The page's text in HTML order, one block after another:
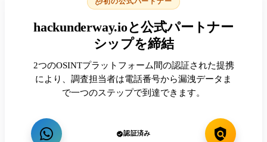
hackunderway.ioと公式パートナー
シップを締結
2つのOSINTプラットフォーム間の認証された提携
により、調査担当者は電話番号から漏洩データま
で一つのステップで到達できます。
認証済み